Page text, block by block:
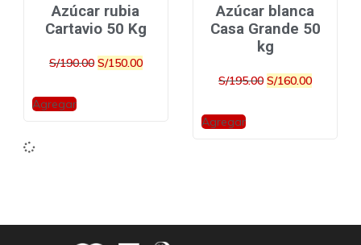
Azúcar rubia
Cartavio 50 Kg
S/190.00 S/150.00
Agregar
Azúcar blanca
Casa Grande 50
kg
S/195.00 S/160.00
Agregar